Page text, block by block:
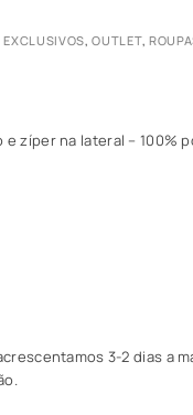
EXCLUSIVOS,OUTLET,
zíper na lateral – 100%
3-2 dias a